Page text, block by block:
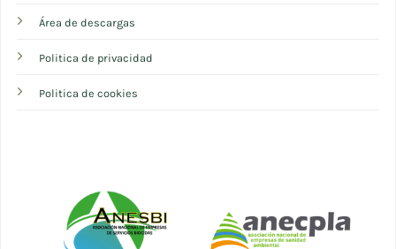
Área de descargas
Politica de privacidad
Politica de cookies